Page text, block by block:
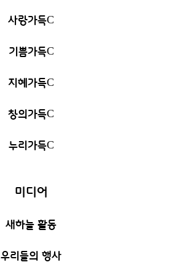
사랑가득C
기쁨가득C
지혜가득C
창의가득C
누리가득C
미디어
새하늘 활동
우리들의 행사